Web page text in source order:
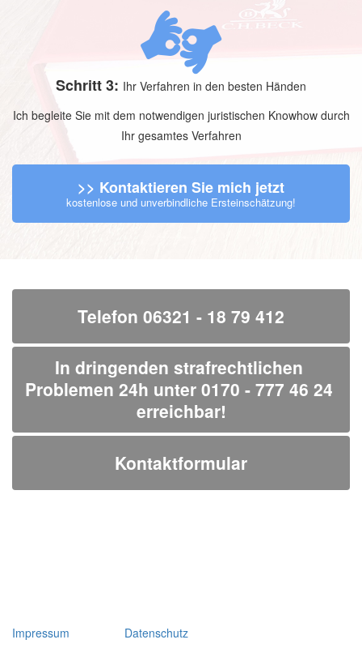
Schritt 3: Ihr Verfahren in den besten Händen
Ich begleite Sie mit dem notwendigen juristischen Knowhow durch
Ihr gesamtes Verfahren
>> Kontaktieren Sie mich jetzt
kostenlose und unverbindliche Ersteinschätzung!
Telefon 06321 - 18 79 412
In dringenden strafrechtlichen
Problemen 24h unter 0170 - 777 46 24
erreichbar!
Kontaktformular
Impressum Datenschutz